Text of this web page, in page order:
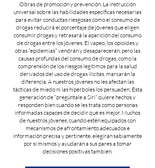
Obras de promoción y prevención. La instrucción
universal sobre las habilidades específicas necesarias
para evitar conductas riesgosas como el consumo de
drogas reducirá el porcentaje de jóvenes que eligen
consumir drogas y retrasará la aparición del consumo
de drogas entre los jóvenes. El vapeo, los opioides y
otras “epidemias” vendrán y desaparecerán, pero las
causas profundas del consumo de drogas, como la
comprensión de los riesgos legítimos para la salud
derivados del uso de drogas ilícitas, marcarán la
diferencia. A nuestros jóvenes no les afectan las
tácticas de miedo ni las hipérboles los persuaden; Esta
generación de “pregúntale a Siri” quiere hechos y
responden bien cuando se les trata como personas
informadas capaces de decidir qué es mejor. Muchos
de nuestros jóvenes, cuando estén equipados con
mecanismos de afrontamiento adecuados e
información precisa y pertinente, elegirán sabiamente
por sí mismos y ayudarán a sus pares a tomar
decisiones positivas también.